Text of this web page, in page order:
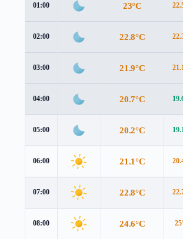
01:00 23°C
02:00 22.8°C
03:00 21.9°C
04:00 20.7°C
05:00 20.2°C
06:00 21.1°C
07:00 22.8°C
08:00 24.6°C